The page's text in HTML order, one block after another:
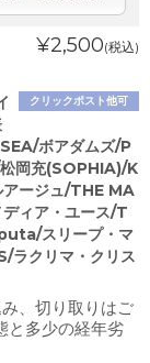
¥2,500(税込)
クリックポスト他可
ボアダムズ/P
岡充(SOPHIA)/K
ージュ/THE MA
ィア・ユース/T
スリープ・マ
ラクリマ・クリス
、切り取りはご
と多少の経年劣